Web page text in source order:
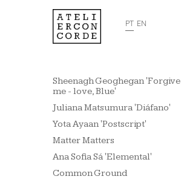
PT EN
Sheenagh Geoghegan 'Forgive
me - love, Blue'
Juliana Matsumura 'Diáfano'
Yota Ayaan 'Postscript'
Matter Matters
Ana Sofia Sá 'Elemental'
Common Ground